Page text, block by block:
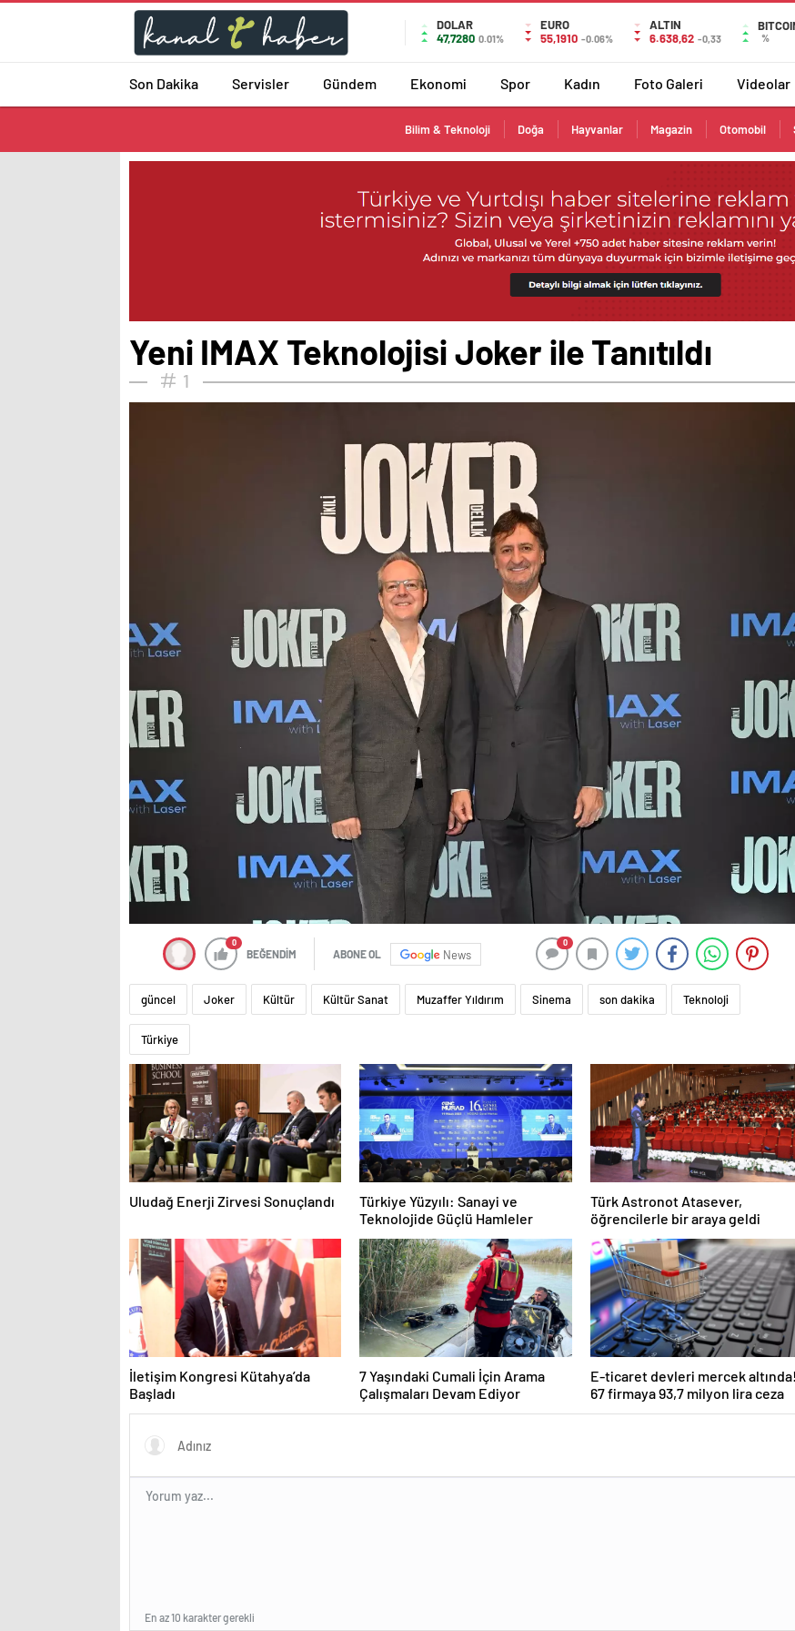
DOLAR
47,7280 0.01%
EURO
55,1910 -0.06%
ALTIN
6.638,62 -0,33 %
Son Dakika Servisler Gündem Ekonomi Spor Kadın Foto Galeri Videolar
Bilim & Teknoloji Doğa Hayvanlar Magazin Otomobil
Yeni IMAX Teknolojisi Joker ile Tanıtıldı
1
0
BEĞENDİM ABONE OL News
0
güncel Joker Kültür Kültür Sanat Muzaffer Yıldırım Sinema son dakika Teknoloji
Türkiye
Uludağ Enerji Zirvesi Sonuçlandı
Türkiye Yüzyılı: Sanayi ve
Teknolojide Güçlü Hamleler
Türk Astronot Atasever,
öğrencilerle bir araya geldi
İletişim Kongresi Kütahya’da
Başladı
7 Yaşındaki Cumali İçin Arama
Çalışmaları Devam Ediyor
E-ticaret devleri mercek altında!
67 firmaya 93,7 milyon lira ceza
En az 10 karakter gerekli